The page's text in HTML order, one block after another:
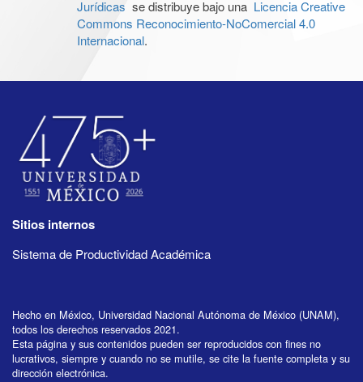
Jurídicas se distribuye bajo una Licencia Creative
Commons Reconocimiento-NoComercial 4.0
Internacional.
Sitios internos
Sistema de Productividad Académica
Hecho en México, Universidad Nacional Autónoma de México (UNAM),
todos los derechos reservados 2021.
Esta página y sus contenidos pueden ser reproducidos con fines no
lucrativos, siempre y cuando no se mutile, se cite la fuente completa y su
dirección electrónica.